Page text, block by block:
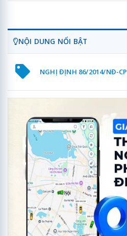
NỘI DUNG NỔI BẬT
NGHỊ ĐỊNH 86/2014/NĐ-CP